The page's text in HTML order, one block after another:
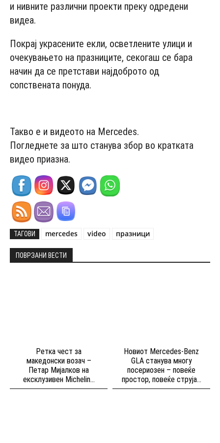
и нивните различни проекти преку одредени
видеа.
Покрај украсените екли, осветлените улици и
очекувањето на празниците, секогаш се бара
начин да се претстави најдоброто од
сопствената понуда.
Такво е и видеото на Mercedes.
Погледнете за што станува збор во кратката
видео приазна.
ТАГОВИ mercedes video празници
ПОВРЗАНИ ВЕСТИ
Ретка чест за
македонски возач –
Петар Мијалков на
ексклузивен Michelin...
Новиот Mercedes-Benz
GLA станува многу
посериозен – повеќе
простор, повеќе струја...